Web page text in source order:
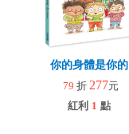
你的身體是你的
79 折 277元
紅利 1 點